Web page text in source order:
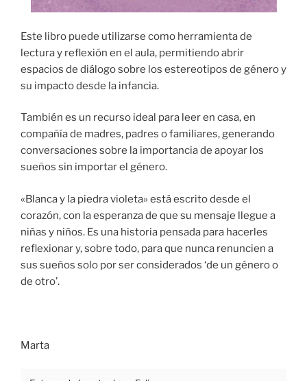
Este libro puede utilizarse como herramienta de
lectura y reflexión en el aula, permitiendo abrir
espacios de diálogo sobre los estereotipos de género y
su impacto desde la infancia.
También es un recurso ideal para leer en casa, en
compañía de madres, padres o familiares, generando
conversaciones sobre la importancia de apoyar los
sueños sin importar el género.
«Blanca y la piedra violeta» está escrito desde el
corazón, con la esperanza de que su mensaje llegue a
niñas y niños. Es una historia pensada para hacerles
reflexionar y, sobre todo, para que nunca renuncien a
sus sueños solo por ser considerados ‘de un género o
de otro’.
Marta